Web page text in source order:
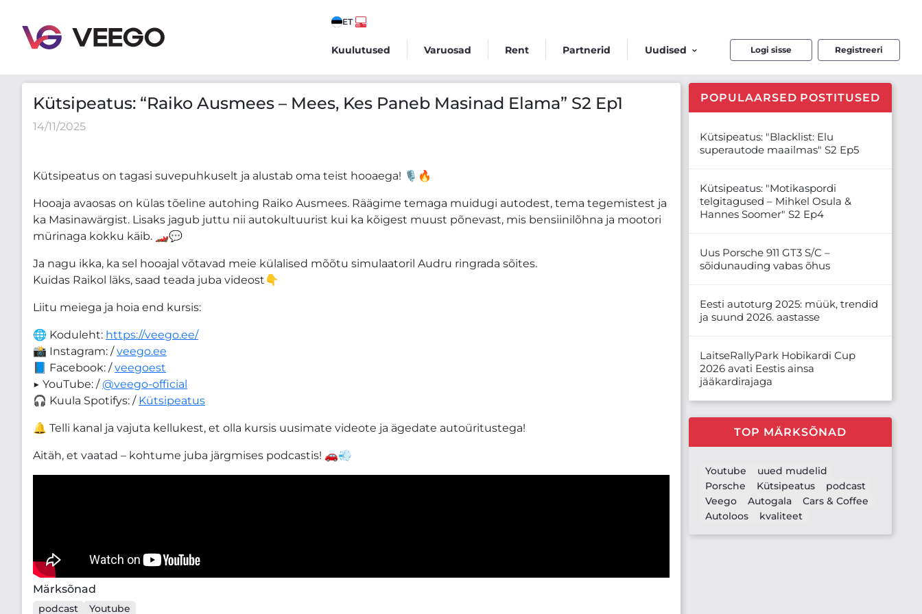
ET
Kuulutused Varuosad Rent Partnerid Uudised Logi sisse Registreeri
Kütsipeatus: “Raiko Ausmees – Mees, Kes Paneb Masinad Elama” S2 Ep1
Kütsipeatus: “Raiko Ausmees – Mees, Kes Paneb Masinad Elama” S2 Ep1
14/11/2025
Kütsipeatus on tagasi suvepuhkuselt ja alustab oma teist hooaega! 🎙️🔥
Hooaja avaosas on külas tõeline autohing Raiko Ausmees. Räägime temaga muidugi autodest, tema tegemistest ja
ka Masinawärgist. Lisaks jagub juttu nii autokultuurist kui ka kõigest muust põnevast, mis bensiinilõhna ja mootori
mürinaga kokku käib. 🏎️💬
Ja nagu ikka, ka sel hooajal võtavad meie külalised mõõtu simulaatoril Audru ringrada sõites.
Kuidas Raikol läks, saad teada juba videost👇
Liitu meiega ja hoia end kursis:
🌐 Koduleht: https://veego.ee/
📸 Instagram: /veego.ee
📘 Facebook: /veegoest
▶️ YouTube: /@veego-official
🎧 Kuula Spotifys: / Kütsipeatus
🔔 Telli kanal ja vajuta kellukest, et olla kursis uusimate videote ja ägedate autoüritustega!
Aitäh, et vaatad – kohtume juba järgmises podcastis! 🚗💨
Märksõnad
podcast Youtube
POPULAARSED POSTITUSED
Kütsipeatus: "Blacklist: Elu
superautode maailmas" S2 Ep5
Kütsipeatus: "Motikaspordi
telgitagused – Mihkel Osula &
Hannes Soomer" S2 Ep4
Uus Porsche 911 GT3 S/C –
sõidunauding vabas õhus
Eesti autoturg 2025: müük, trendid
ja suund 2026. aastasse
LaitseRallyPark Hobikardi Cup
2026 avati Eestis ainsa
jääkardirajaga
TOP MÄRKSÕNAD
Youtube
uued mudelid
Porsche
Kütsipeatus
podcast
Veego
Autogala
Cars & Coffee
Autoloos
kvaliteet